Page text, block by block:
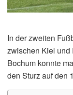
In der zweiten
zwischen Kiel und
Bochum konnte
den Sturz auf den